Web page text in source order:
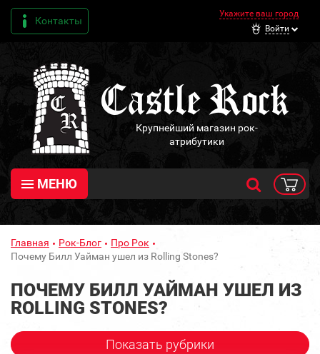
Контакты
Укажите ваш город
Войти
Крупнейший магазин рок-
атрибутики
МЕНЮ
Главная Рок-Блог
Про Рок
Почему Билл Уайман ушел из Rolling Stones?
ПОЧЕМУ БИЛЛ УАЙМАН УШЕЛ ИЗ
ROLLING STONES?
Показать рубрики